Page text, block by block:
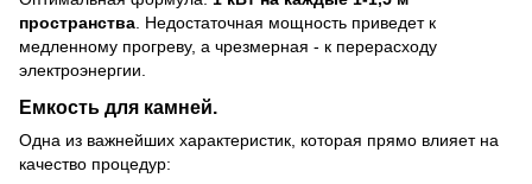
пространства . Недостаточная мощность приведет к
медленному прогреву, а чрезмерная - к перерасходу
электроэнергии.
Емкость для камней.
Одна из важнейших характеристик, которая прямо влияет на
качество процедур: